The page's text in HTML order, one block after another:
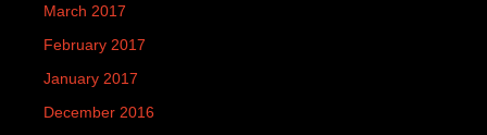
March 2017
February 2017
January 2017
December 2016